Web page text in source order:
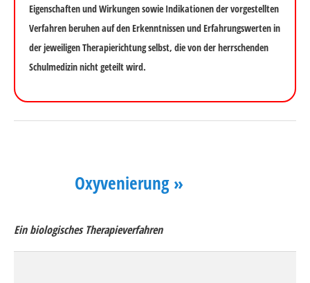
Eigenschaften und Wirkungen sowie Indikationen der vorgestellten
Verfahren beruhen auf den Erkenntnissen und Erfahrungswerten in
der jeweiligen Therapierichtung selbst, die von der herrschenden
Schulmedizin nicht geteilt wird.
Oxyvenierung »
Ein biologisches Therapieverfahren